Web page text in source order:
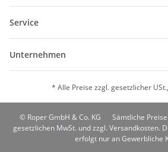
Service
Unternehmen
* Alle Preise zzgl. gesetzlicher
© Roper GmbH & Co. KG
Sämtliche
gesetzlichen MwSt. und zzgl. Versandkosten.
erfolgt nur an Gewerbliche